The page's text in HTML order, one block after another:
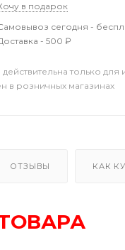
в подарок
сегодня -
- 500 ₽
только для
в розничных магазинах
ОТЗЫВЫ КАК